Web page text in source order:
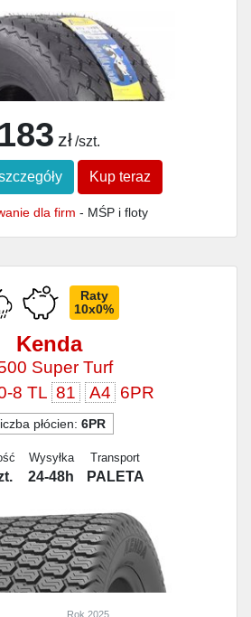
183 zł /szt.
Kup teraz
dla firm - MŚP i floty
Raty
10x0%
Kenda
Super Turf
8 TL 81 A4 6PR
płócien: 6PR
Wysyłka
24-48h
Transport
PALETA
Rok 2025